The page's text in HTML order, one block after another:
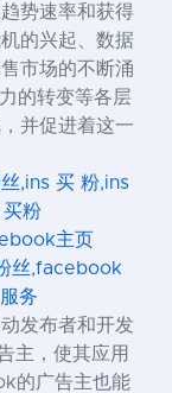
势速率和获得
的兴起、数据
市场的不断涌
的转变等各层
并促进着这一
,ins 买 粉,ins
粉
主页
丝,facebook
务
发布者和开发
主，使其应用
的广告主也能